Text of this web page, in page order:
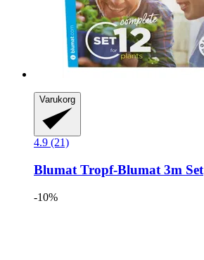
Varukorg
4.9 (21)
Blumat Tropf-​Blumat 3m Set
-10%